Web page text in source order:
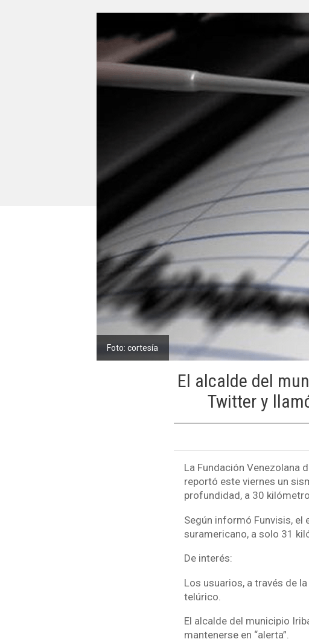
Foto: cortesía
El alcalde del
Twitter y
La Fundación Venezolana
reportó este viernes un
profundidad, a 30
Según informó Funvisis,
suramericano, a solo 31
De interés:
Los usuarios, a través de
telúrico.
El alcalde del municipio
mantenerse en “alerta”.